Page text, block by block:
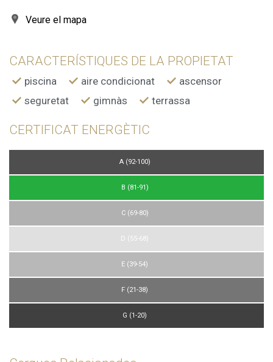
Veure el mapa
CARACTERÍSTIQUES DE LA PROPIETAT
piscina aire condicionat
ascensor
seguretat
gimnàs terrassa
CERTIFICAT ENERGÈTIC
A (92-100)
B (81-91)
C (69-80)
D (55-68)
E (39-54)
F (21-38)
G (1-20)